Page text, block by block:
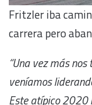
Fritzler iba
carrera pero
“Una vez más
veníamos
Este atípico 2020